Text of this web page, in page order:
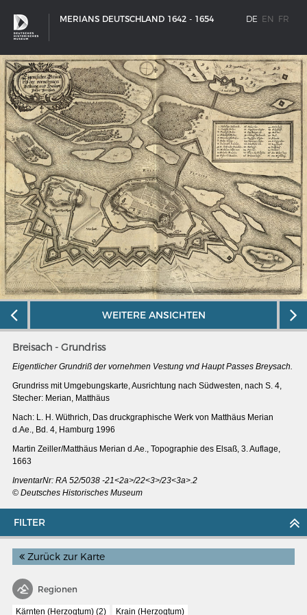
MERIANS DEUTSCHLAND 1642 - 1654 DE EN FR
SCHIFFSTYPEN
Entwicklungen im europäischen Schiffbau
MERIANS DEUTSCHLAND 1642 - 1654
Interaktive Karte
Impressum
FILTER
Zurück zur Karte
Regionen
Kärnten (Herzogtum) (2) Krain (Herzogtum)
WEITERE ANSICHTEN
Breisach - Grundriss
Eigentlicher Grundriß der vornehmen Vestung vnd Haupt Passes Breysach.
Grundriss mit Umgebungskarte, Ausrichtung nach Südwesten, nach S. 4,
Stecher: Merian, Matthäus
Nach: L. H. Wüthrich, Das druckgraphische Werk von Matthäus Merian
d.Ae., Bd. 4, Hamburg 1996
Martin Zeiller/Matthäus Merian d.Ae., Topographie des Elsaß, 3. Auflage,
1663
InventarNr: RA 52/5038 -21<2a>/22<3>/23<3a>.2
© Deutsches Historisches Museum